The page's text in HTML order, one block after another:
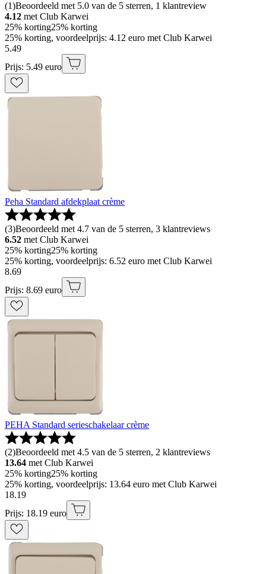
(1)Beoordeeld met 5.0 van de 5 sterren, 1 klantreview
4.12 met Club Karwei
25% korting25% korting
25% korting, voordeelprijs: 4.12 euro met Club Karwei
5.49
Prijs: 5.49 euro
Peha Standard afdekplaat crème
(3)Beoordeeld met 4.7 van de 5 sterren, 3 klantreviews
6.52 met Club Karwei
25% korting25% korting
25% korting, voordeelprijs: 6.52 euro met Club Karwei
8.69
Prijs: 8.69 euro
PEHA Standard serieschakelaar crème
(2)Beoordeeld met 4.5 van de 5 sterren, 2 klantreviews
13.64 met Club Karwei
25% korting25% korting
25% korting, voordeelprijs: 13.64 euro met Club Karwei
18.19
Prijs: 18.19 euro